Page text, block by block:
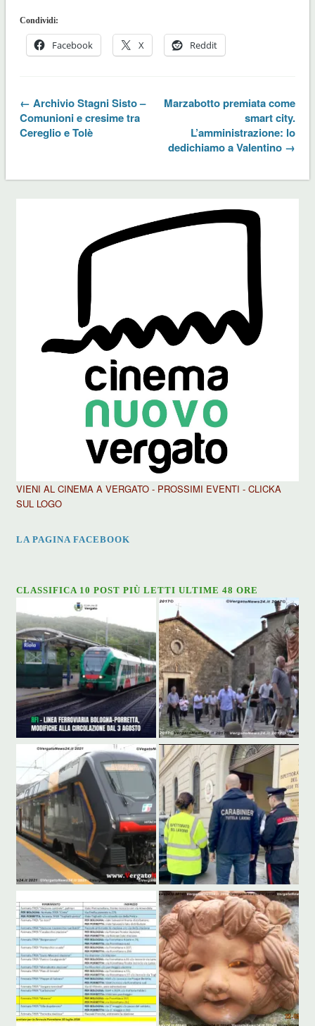
Condividi:
Facebook X Reddit
← Archivio Stagni Sisto –
Comunioni e cresime tra
Cereglio e Tolè
Marzabotto premiata come
smart city.
L’amministrazione: lo
dedichiamo a Valentino →
VIENI AL CINEMA A VERGATO - PROSSIMI EVENTI - CLICKA
SUL LOGO
LA PAGINA FACEBOOK
CLASSIFICA 10 POST PIÙ LETTI ULTIME 48 ORE